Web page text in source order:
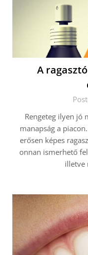
A
Rengeteg ilyen jó
manapság a
erősen képes
onnan ismerhető
illetve